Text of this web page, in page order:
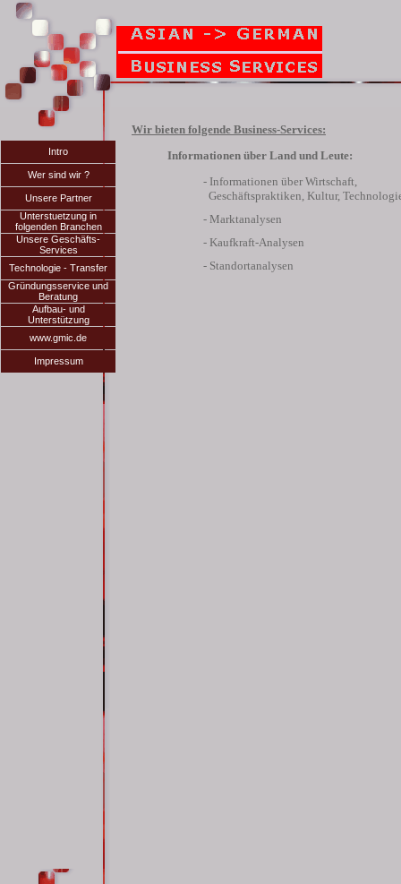
Intro
Wer sind wir ?
Unsere Partner
Unterstuetzung in
folgenden Branchen
Unsere Geschäfts-
Services
Technologie - Transfer
Gründungsservice und
Beratung
Aufbau- und
Unterstützung
www.gmic.de
Impressum
Wir bieten folgende Business-Services:
Informationen über Land und Leute:
- Informationen über Wirtschaft,
Geschäftspraktiken, Kultur,
- Marktanalysen
- Kaufkraft-Analysen
- Standortanalysen